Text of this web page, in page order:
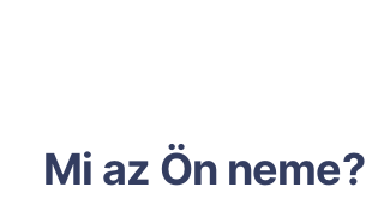
Mi az Ön neme?